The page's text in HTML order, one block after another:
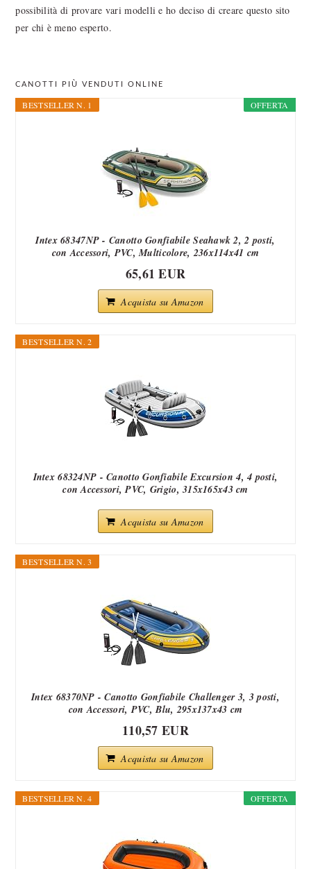
possibilità di provare vari modelli e ho deciso di creare questo sito
per chi è meno esperto.
PRIMARY
SIDEBAR
CANOTTI PIÙ VENDUTI ONLINE
OFFERTA
BESTSELLER N. 1
Intex 68347NP - Canotto Gonfiabile Seahawk 2, 2 posti,
con Accessori, PVC, Multicolore, 236x114x41 cm
65,61 EUR
Acquista su Amazon
BESTSELLER N. 2
Intex 68324NP - Canotto Gonfiabile Excursion 4, 4 posti,
con Accessori, PVC, Grigio, 315x165x43 cm
Acquista su Amazon
BESTSELLER N. 3
Intex 68370NP - Canotto Gonfiabile Challenger 3, 3 posti,
con Accessori, PVC, Blu, 295x137x43 cm
110,57 EUR
Acquista su Amazon
OFFERTA
BESTSELLER N. 4